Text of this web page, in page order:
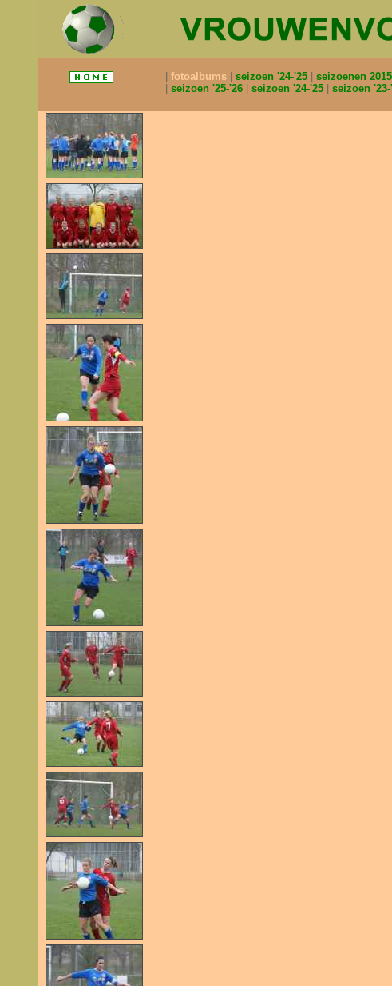
fotoalbums seizoen '24-'25 seizoenen
seizoen '25-'26
seizoen '24-'25 seizoen